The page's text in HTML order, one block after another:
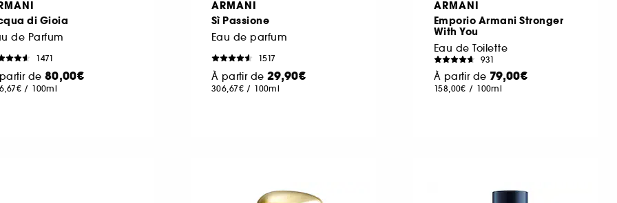
di Gioia
de Parfum
1471
de 80,00€
/ 100ml
ARMANI
Sì Passione
Eau de parfum
1517
À partir de 29,90€
306,67€ / 100ml
ARMANI
Emporio Armani Stronger
With You
Eau de Toilette
931
À partir de 79,00€
158,00€ / 100ml